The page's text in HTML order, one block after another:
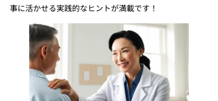
事に活かせる実践的なヒントが満載です！